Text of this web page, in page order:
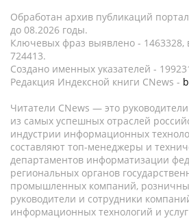
Обработан архив публикаций
до 08.2026 годы.
Ключевых фраз выявлено - 1463328,
724413.
Создано именных указателей -
Редакция Индексной книги CNews -
Читатели CNews — это
из самых успешных отраслей
индустрии информационных
составляют топ-менеджеры и
департаментов информатизации
региональных органов
промышленных компаний,
руководители и сотрудники
информационных технологий и